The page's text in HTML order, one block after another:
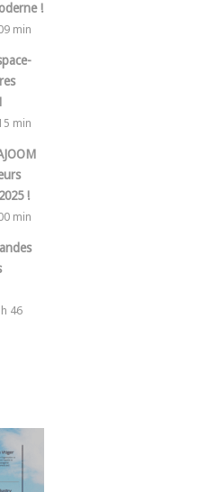
!
min
min
!
min
46